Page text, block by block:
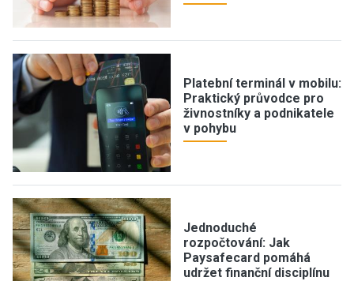
Platební terminál v mobilu:
Praktický průvodce pro
živnostníky a podnikatele
v pohybu
Jednoduché
rozpočtování: Jak
Paysafecard pomáhá
udržet finanční disciplínu